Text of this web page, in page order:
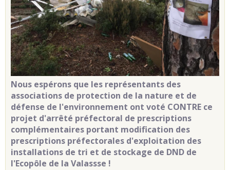
Nous espérons que les représentants des
associations de protection de la nature et de
défense de l'environnement ont voté CONTRE ce
projet d'arrêté préfectoral de prescriptions
complémentaires portant modification des
prescriptions préfectorales d'exploitation des
installations de tri et de stockage de DND de
l'Ecopôle de la Valassse !